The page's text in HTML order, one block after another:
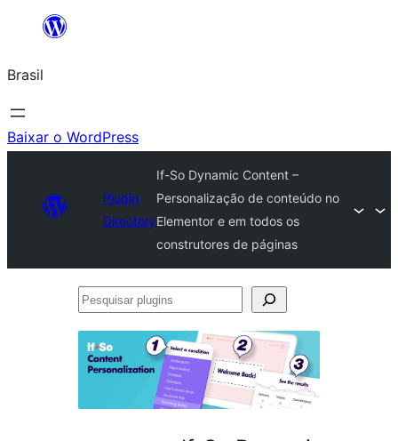
o
conteúdo
Brasil
Baixar o WordPress
Plugin
Directory
If-So Dynamic Content –
Personalização de conteúdo no
Elementor e em todos os
construtores de páginas
Pesquisar